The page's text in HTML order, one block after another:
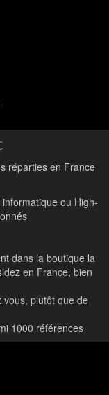
réparties en France
ou High-
dans la boutique la
en France, bien
plutôt que de
1000 références